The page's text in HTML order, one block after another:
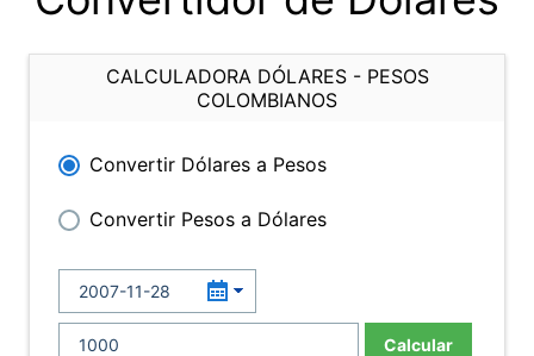
CALCULADORA DÓLARES - PESOS
COLOMBIANOS
Convertir Dólares a Pesos
Convertir Pesos a Dólares
Calcular